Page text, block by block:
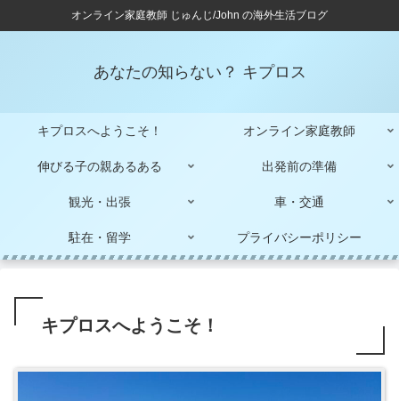
オンライン家庭教師 じゅんじ/John の海外生活ブログ
あなたの知らない？ キプロス
キプロスへようこそ！ オンライン家庭教師
伸びる子の親あるある 出発前の準備
観光・出張 車・交通
駐在・留学 プライバシーポリシー
キプロスへようこそ！